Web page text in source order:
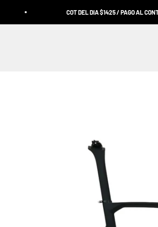
COT DEL DIA $1425 / PAGO AL CONTADO
navegación